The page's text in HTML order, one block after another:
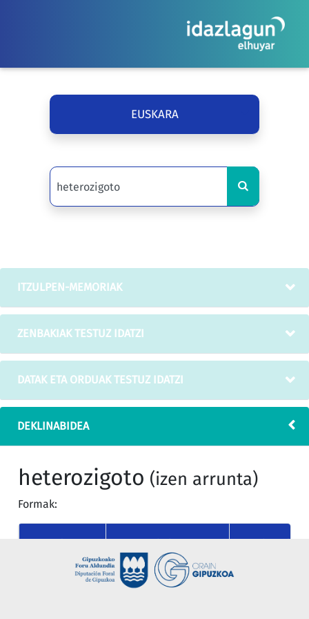
EUSKARA
ITZULPEN-MEMORIAK
ZENBAKIAK TESTUZ IDATZI
DATAK ETA ORDUAK TESTUZ IDATZI
DEKLINABIDEA
heterozigoto (izen arrunta)
Formak:
KASUA MUGAGABEA MUGATU
heterozigoto